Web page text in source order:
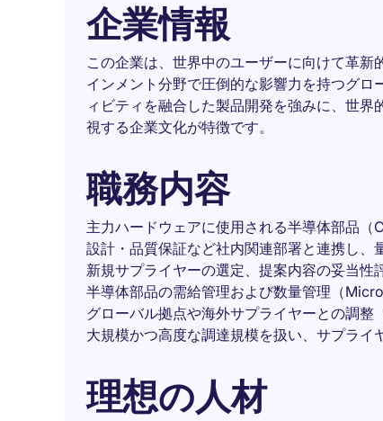
企業情報
この企業は、世界中のユーザーに向けて革
インメント分野で圧倒的な影響力を持つグ
ィビティを融合した製品開発を強みに、世
視する企業文化が特徴です。
職務内容
主力ハードウェアに使用される半導体部品
設計・品質保証など社内関連部署と連携し、
新規サプライヤーの選定、提案内容の妥当性
半導体部品の需給管理および数量管理（
グローバル拠点や海外サプライヤーとの調整
大規模かつ高度な調達規模を扱い、サプラ
理想の人材